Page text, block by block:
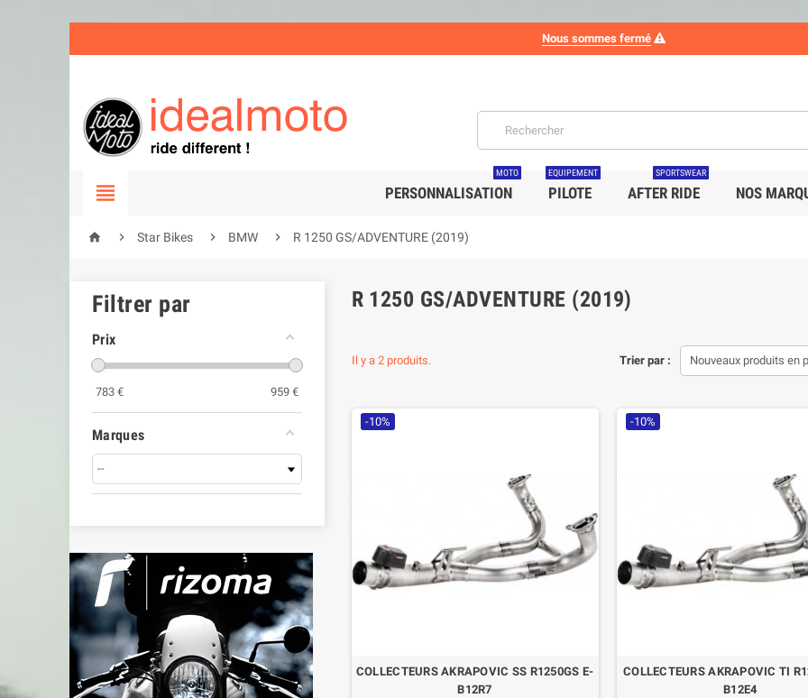
Nous sommes fermé
 PERSONNALISATION
MOTO
PILOTE
EQUIPEMENT
AFTER RIDE
SPORTSWEAR
NOS
  Star Bikes  BMW  R 1250 GS/ADVENTURE (2019)
Filtrer par
Prix
783 € 959€
Marques
R 1250 GS/ADVENTURE (2019)
Il y a 2 produits. Trier par : Nouveaux produits en
-10%
COLLECTEURS AKRAPOVIC SS R1250GS E-
B12R7
-10%
COLLECTEURS AKRAPOVIC TI
B12E4